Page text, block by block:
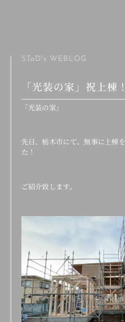
STaD's WEBLOG
「光装の家」祝上棟！
「光装の家」
先日、栃木市にて、無事に上棟
た！
ご紹介致します。